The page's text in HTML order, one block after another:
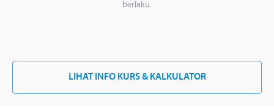
berlaku.
LIHAT INFO KURS & KALKULATOR